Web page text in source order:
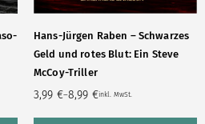
Hans-Jürgen Raben – Schwarzes
Geld und rotes Blut: Ein Steve
McCoy-Triller
3,99 €–8,99 €inkl. MwSt.